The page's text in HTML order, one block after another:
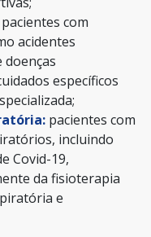
pacientes com
acidentes
doenças
específicos
pacientes com
incluindo
Covid-19,
da fisioterapia
e